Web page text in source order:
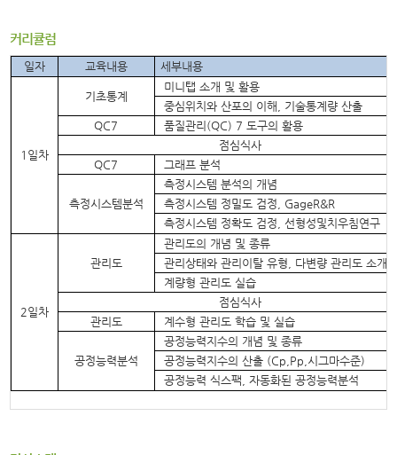
커리큘럼
일자 교육내용 세부내용
1 일차
기초통계
미니탭 소개 및 활용
중심위치와 산포의 이해
기술통계량 산출
QC7
품질관리 (QC) 7도구의 활용
점심식사
QC7
그래프 분석
측정시스템분석
측정시스템 분석의 개념
측정시스템 정밀도 검정 , GageR&R
측정시스템 정확도 검정 ,선형성및치우침연구
2일차
관리도
관리도의 개념 및종류
관리상태와 관리이탈 유형, 다변량 관리도 소개
계량형 관리도 실습
점심식사
관리도
계수형 관리도 학습 및 실습
공정능력분석
공정능력지수의 개념 및 종류
공정능력지수의 산출 (Cp,Pp, 시그마수준)
공정능력 식스팩 ,자동화된 공정능력분석